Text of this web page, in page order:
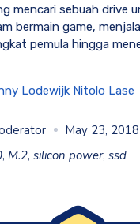
mencari sebuah drive
bermain game,
pemula hingga
Lodewijk Nitolo Lase
May 23, 2018
, M.2, silicon power, ssd